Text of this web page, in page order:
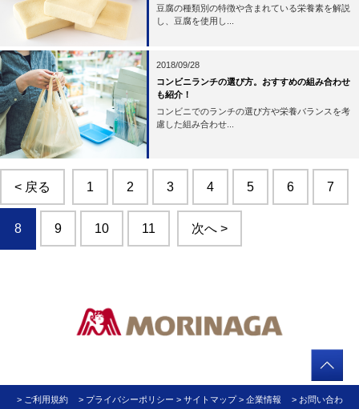
豆腐の種類別の特徴や含まれている栄養素を解説
し、豆腐を使用し...
2018/09/28
コンビニランチの選び方。おすすめの組み合わせ
も紹介！
コンビニでのランチの選び方や栄養バランスを考
慮した組み合わせ...
< 戻る 1 2 3 4 5 6 7
8 9 10 11 次へ >
> ご利用規約 > プライバシーポリシー > サイトマップ > 企業情報
> お問い合わ